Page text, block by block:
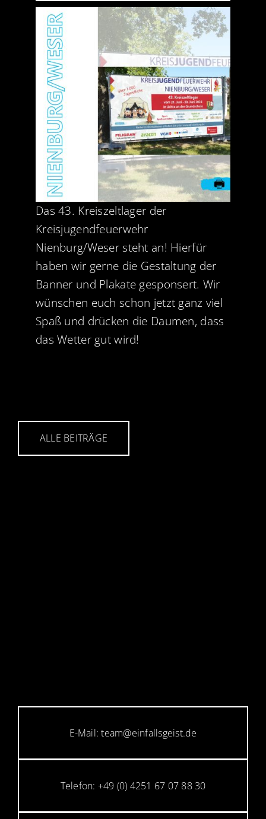
Das 43. Kreiszeltlager der
Kreisjugendfeuerwehr
Nienburg/Weser steht an! Hierfür
haben wir gerne die Gestaltung der
Banner und Plakate gesponsert. Wir
wünschen euch schon jetzt ganz viel
Spaß und drücken die Daumen, dass
das Wetter gut wird!
ALLE BEITRÄGE
E-Mail: team@einfallsgeist.de
Telefon: +49 (0) 4251 67 07 88 30